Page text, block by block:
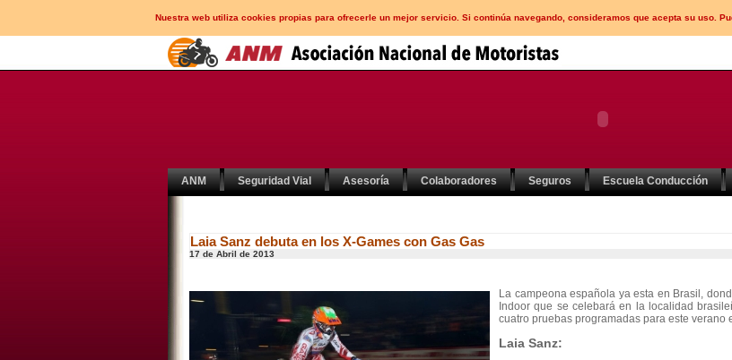
Nuestra web utiliza cookies propias para ofrecerle un mejor servicio. Si continúa navegando, consideramos que acepta su uso.
ANM Seguridad Vial Asesoría Colaboradores Seguros Escuela Conducción
Laia Sanz debuta en los X-Games con Gas Gas
17 de Abril de 2013
La campeona española ya esta en Brasil,
Indoor que se celebará en la localidad
cuatro pruebas programadas para este verano
Laia Sanz: